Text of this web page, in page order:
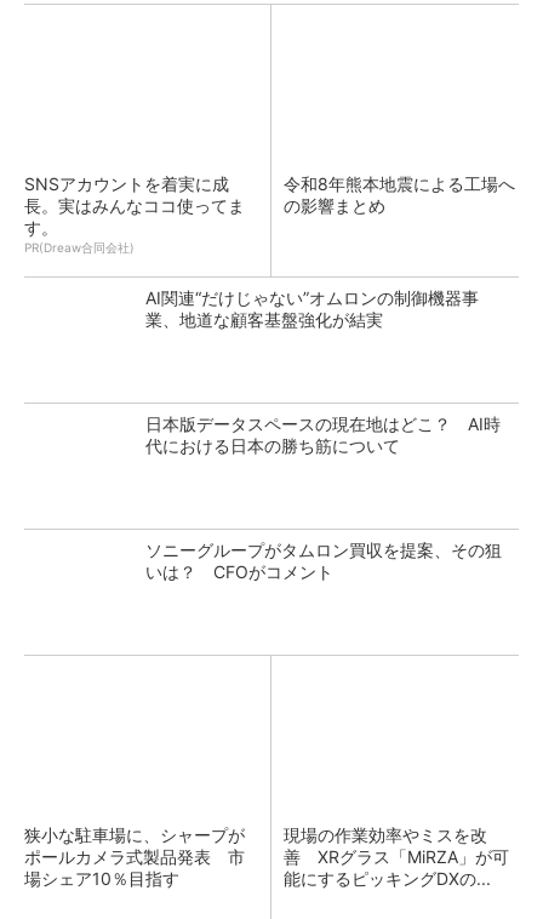
SNSアカウントを着実に成
長。実はみんなココ使ってま
す。
PR(Dreaw合同会社)
令和8年熊本地震による工場へ
の影響まとめ
AI関連“だけじゃない”オムロンの制御機器事
業、地道な顧客基盤強化が結実
日本版データスペースの現在地はどこ？ AI時
代における日本の勝ち筋について
ソニーグループがタムロン買収を提案、その狙
いは？ CFOがコメント
狭小な駐車場に、シャープが
ポールカメラ式製品発表 市
場シェア10％目指す
現場の作業効率やミスを改
善 XRグラス「MiRZA」が可
能にするピッキングDXの...